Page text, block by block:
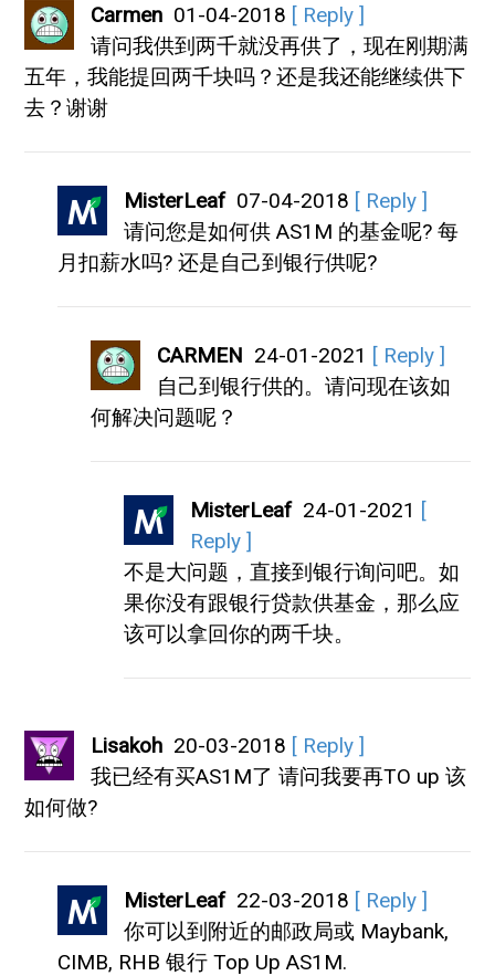
Carmen 01-04-2018
[ Reply ]
请问我供到两千就没再供了，现在刚期满
五年，我能提回两千块吗？还是我还能继续供下
去？谢谢
MisterLeaf 07-04-2018
[ Reply ]
请问您是如何供 AS1M 的基金呢? 每
月扣薪水吗? 还是自己到银行供呢?
CARMEN 24-01-2021
[ Reply ]
自己到银行供的。请问现在该如
何解决问题呢？
MisterLeaf 24-01-2021 [
Reply ]
不是大问题，直接到银行询问吧。如
果你没有跟银行贷款供基金，那么应
该可以拿回你的两千块。
Lisakoh 20-03-2018
[ Reply ]
我已经有买AS1M了 请问我要再TO up 该
如何做?
MisterLeaf 22-03-2018
[ Reply ]
你可以到附近的邮政局或 Maybank,
CIMB, RHB 银行 Top Up AS1M.